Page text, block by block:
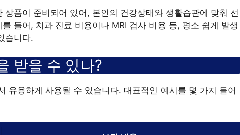
품이 준비되어 있어, 본인의 건강상태와 생활습관에 맞춰 선
들어, 치과 진료 비용이나 MRI 검사 비용 등, 평소 쉽게 발생
습니다.
받을 수 있나?
유용하게 사용될 수 있습니다. 대표적인 예시를 몇 가지 들어